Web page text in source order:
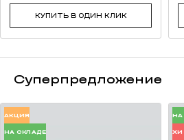
КУПИТЬ В ОДИН КЛИК
Суперпредложение
АКЦИЯ
НА СКЛАДЕ
НА